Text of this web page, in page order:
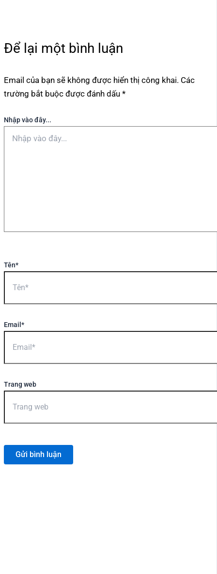
Để lại một bình luận
Email của bạn sẽ không được hiển thị công khai. Các
trường bắt buộc được đánh dấu *
Nhập vào đây...
Tên*
Email*
Trang web